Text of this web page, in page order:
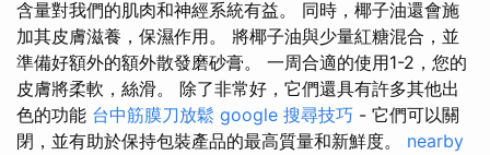
含量對我們的肌肉和神經系統有益。 同時，椰子油還會施
加其皮膚滋養，保濕作用。 將椰子油與少量紅糖混合，並
準備好額外的額外散發磨砂膏。 一周合適的使用1-2，您的
皮膚將柔軟，絲滑。 除了非常好，它們還具有許多其他出
色的功能 台中筋膜刀放鬆 google 搜尋技巧 - 它們可以關
閉，並有助於保持包裝產品的最高質量和新鮮度。 nearby